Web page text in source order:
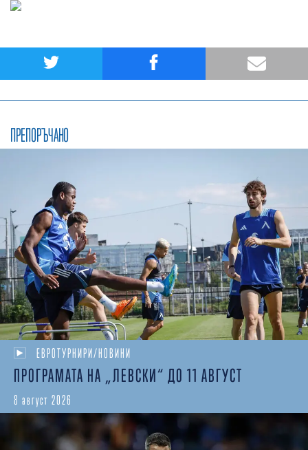
ПРЕПОРЪЧАНО
ЕВРОТУРНИРИ/НОВИНИ
ПРОГРАМАТА НА „ЛЕВСКИ“ ДО 11 АВГУСТ
8 август 2026